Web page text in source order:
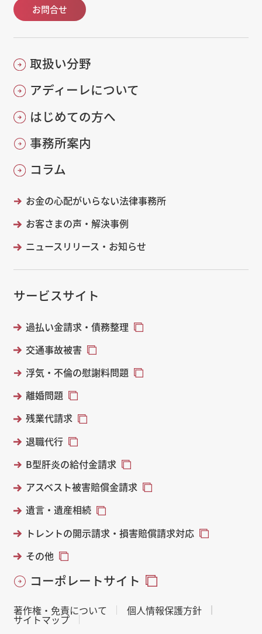
お問合せ
取扱い分野
アディーレについて
はじめての方へ
事務所案内
コラム
お金の心配がいらない法律事務所
お客さまの声・解決事例
ニュースリリース・お知らせ
サービスサイト
過払い金請求・債務整理
交通事故被害
浮気・不倫の慰謝料問題
離婚問題
残業代請求
退職代行
B型肝炎の給付金請求
アスベスト被害賠償金請求
遺言・遺産相続
トレントの開示請求・損害賠償請求対応
その他
コーポレートサイト
著作権・免責について 個人情報保護方針
サイトマップ